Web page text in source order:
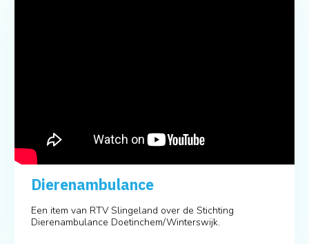
Dierenambulance
Een item van RTV Slingeland over de Stichting
Dierenambulance Doetinchem/Winterswijk.